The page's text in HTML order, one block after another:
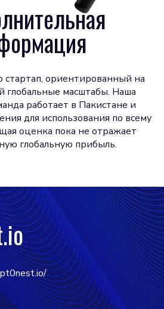
стартап, ориентированный на
масштабы. Наша
работает в Пакистане и
для использования по всему
оценка пока не отражает
глобальную прибыль.